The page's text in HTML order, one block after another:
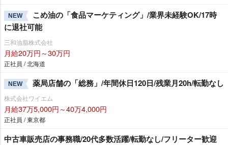
NEW
こめ油の「食品マーケティング」/業界未経験OK/17時
に退社可能
三和油脂株式会社
月給20万円～30万円
正社員 / 北海道
NEW 薬局店舗の「総務」/年間休日120日/残業月20h/転勤なし
株式会社ワイエム
月給37万5,000円～40万4,000円
正社員 / 東京都
中古車販売店の事務職/20代多数活躍/転勤なし/フリーター歓迎